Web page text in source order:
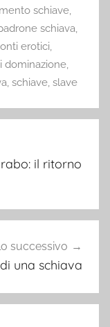
schiave,
schiava,
erotici,
dominazione,
, schiave, slave
il ritorno
successivo
una schiava